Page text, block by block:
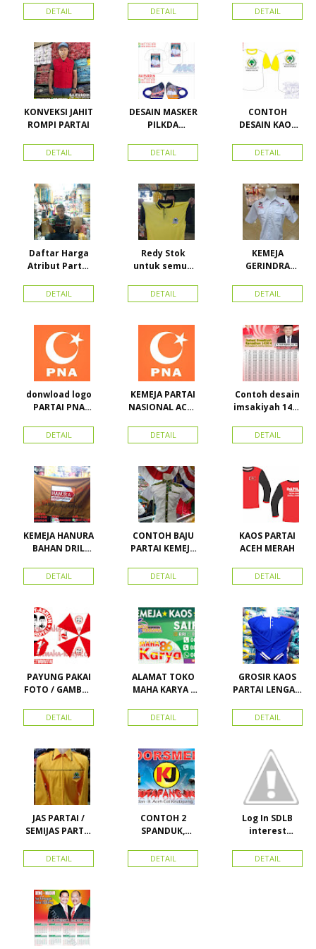
DETAIL DETAIL
ACEH
DETAIL
KONVEKSI JAHIT
ROMPI PARTAI
DETAIL
DESAIN MASKER
PILKDA
Calon Bupati &
Wakil Bupati
Kepulauan
DETAIL
CONTOH
DESAIN KAOS
BAHAN PE
DOUBLE
DETAIL
Daftar Harga
Atribut Partai
Toko Maha
Karya Online
Proyek Senen
Jakarta Pusat
DETAIL
Redy Stok
untuk semua
Kerah Bahan PE
Dobel Rp.
DETAIL
KEMEJA
GERINDRA
BORDIR DAN
TOPI BAHAN
DETAIL
donwload logo
PARTAI PNA
nasional aceh)
Vector
DETAIL
KEMEJA PARTAI
NASIONAL ACEH
PKPI, dan
Kemeja
DETAIL
Contoh desain
imsakiyah 1434
cetak
imsakiyah di
Karya Online
Advertising
Pasar Senen
DETAIL
KEMEJA HANURA
BAHAN DRIL
HANURA
DETAIL
CONTOH BAJU
PARTAI KEMEJA
SEMUA ATRIBUT
PARTAI
DETAIL
KAOS PARTAI
ACEH MERAH
DETAIL
PAYUNG PAKAI
FOTO / GAMBAR
KAMPANYE,
PARTAI DAN
DETAIL
ALAMAT TOKO
MAHA KARYA /
PERDANA 411
DETAIL
GROSIR KAOS
PARTAI LENGAN
MURAH
LACOSTE SEMUA
STOK
DETAIL
JAS PARTAI /
SEMIJAS PARTAI
DETAIL
CONTOH 2
SPANDUK,
KARTU NAMA
DETAIL
Log In SDLB
interest
DETAIL